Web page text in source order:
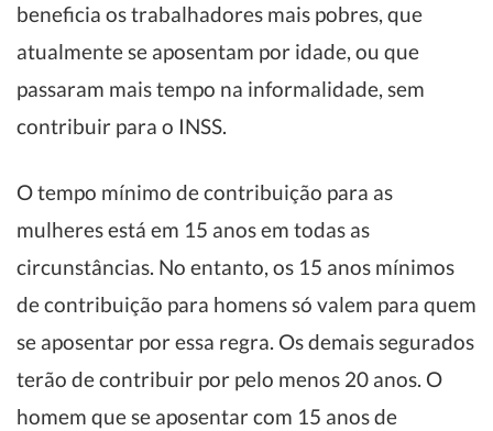
beneficia os trabalhadores mais pobres, que
atualmente se aposentam por idade, ou que
passaram mais tempo na informalidade, sem
contribuir para o INSS.
O tempo mínimo de contribuição para as
mulheres está em 15 anos em todas as
circunstâncias. No entanto, os 15 anos mínimos
de contribuição para homens só valem para quem
se aposentar por essa regra. Os demais segurados
terão de contribuir por pelo menos 20 anos. O
homem que se aposentar com 15 anos de